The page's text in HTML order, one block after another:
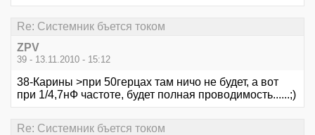
Re: Системник бъется током
ZPV
39 - 13.11.2010 - 15:12
38-Карины >при 50герцах там ничо не будет, а вот
при 1/4,7нФ частоте, будет полная проводимость......;)
Re: Системник бъется током